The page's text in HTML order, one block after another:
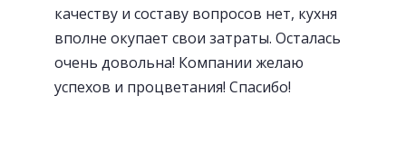
качеству и составу вопросов нет, кухня
вполне окупает свои затраты. Осталась
очень довольна! Компании желаю
успехов и процветания! Спасибо!